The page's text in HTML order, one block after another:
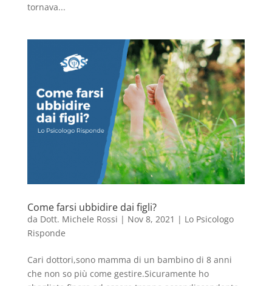
tornava...
Come farsi ubbidire dai figli?
da Dott. Michele Rossi | Nov 8, 2021 | Lo Psicologo
Risponde
Cari dottori,sono mamma di un bambino di 8 anni
che non so più come gestire.Sicuramente ho